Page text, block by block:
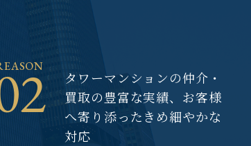
タワーマンションの仲介・
買取の豊富な実績、お客様
へ寄り添ったきめ細やかな
対応